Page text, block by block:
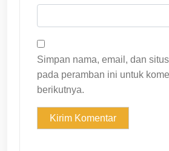
Simpan nama, email, dan
pada peramban ini untuk
berikutnya.